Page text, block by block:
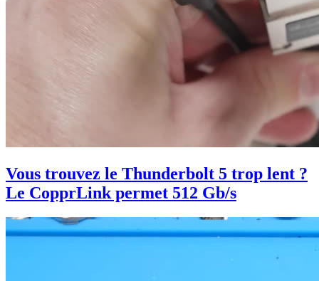
Vous trouvez le Thunderbolt 5 trop lent ?
Le CopprLink permet 512 Gb/s